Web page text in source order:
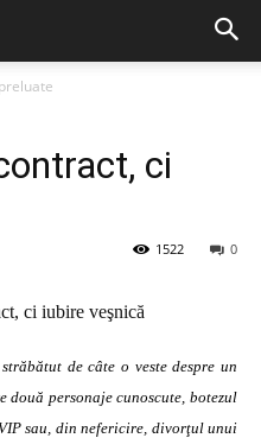
ci
0
1522
ci iubire veşnică
de câte o veste despre un
două personaje cunoscute, botezul
sau, din nefericire, divorţul unui